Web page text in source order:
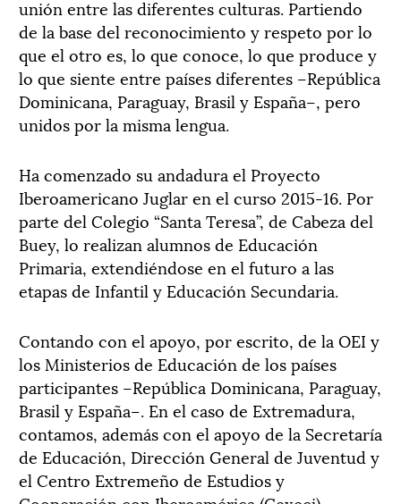
unión entre las diferentes culturas. Partiendo
de la base del reconocimiento y respeto por lo
que el otro es, lo que conoce, lo que produce y
lo que siente entre países diferentes –República
Dominicana, Paraguay, Brasil y España–, pero
unidos por la misma lengua.
Ha comenzado su andadura el Proyecto
Iberoamericano Juglar en el curso 2015-16. Por
parte del Colegio “Santa Teresa”, de Cabeza del
Buey, lo realizan alumnos de Educación
Primaria, extendiéndose en el futuro a las
etapas de Infantil y Educación Secundaria.
Contando con el apoyo, por escrito, de la OEI y
los Ministerios de Educación de los países
participantes –República Dominicana, Paraguay,
Brasil y España–. En el caso de Extremadura,
contamos, además con el apoyo de la Secretaría
de Educación, Dirección General de Juventud y
el Centro Extremeño de Estudios y